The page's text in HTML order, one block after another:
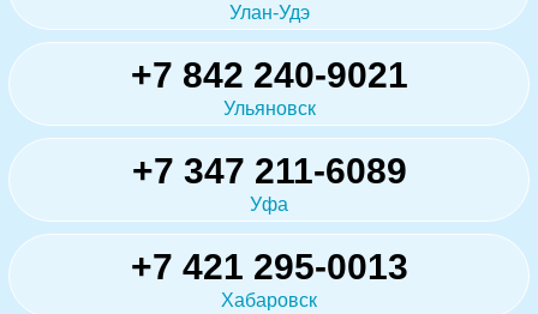
Улан-Удэ
+7 842 240-9021
Ульяновск
+7 347 211-6089
Уфа
+7 421 295-0013
Хабаровск